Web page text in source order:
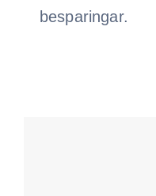
besparingar.